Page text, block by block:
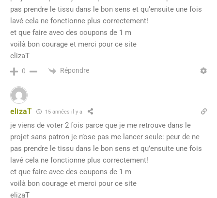
pas prendre le tissu dans le bon sens et qu’ensuite une fois
lavé cela ne fonctionne plus correctement!
et que faire avec des coupons de 1 m
voilà bon courage et merci pour ce site
elizaT
0 Répondre
elizaT 15 années il y a
je viens de voter 2 fois parce que je me retrouve dans le
projet sans patron je n’ose pas me lancer seule: peur de ne
pas prendre le tissu dans le bon sens et qu’ensuite une fois
lavé cela ne fonctionne plus correctement!
et que faire avec des coupons de 1 m
voilà bon courage et merci pour ce site
elizaT